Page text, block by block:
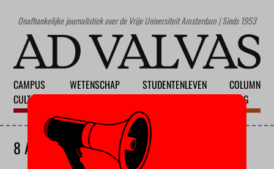
Onafhankelijke journalistiek over de Vrije Universiteit Amsterdam | Sinds 1953
CAMPUS
CULTUUR
WETENSCHAP
STUDENTENLEVEN
COLUMN
BLOG
8 AUGUSTUS 2026